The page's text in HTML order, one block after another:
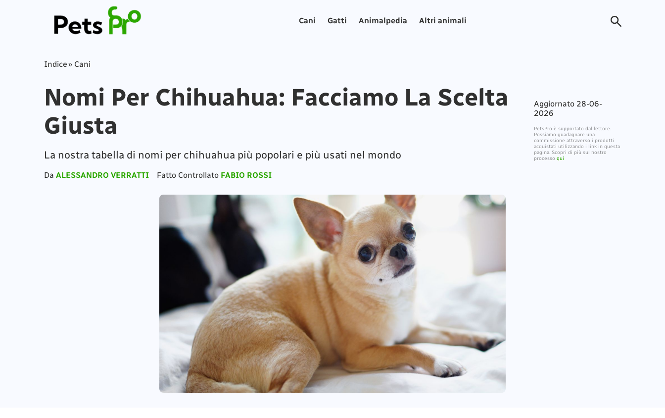
Cani Gatti Animalpedia Altri animali
Indice» Cani
Nomi Per Chihuahua: Facciamo La Scelta
Giusta
La nostra tabella di nomi per chihuahua più popolari e più usati nel mondo
Da ALESSANDRO VERRATTI Fatto Controllato FABIO ROSSI
Aggiornato 28-06-
2026
PetsPro è supportato dal lettore.
Possiamo guadagnare una
commissione attraverso i prodotti
acquistati utilizzando i link in questa
pagina. Scopri di più sul nostro
processoqui